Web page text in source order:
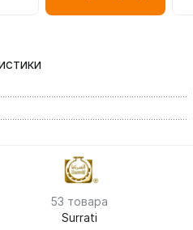
53 товара
Surrati